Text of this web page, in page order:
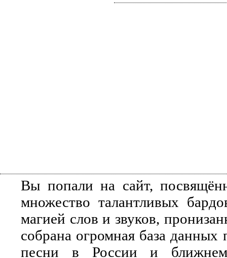
Вы попали на сайт,
множество талантливых
магией слов и звуков,
собрана огромная база
песни в России и ближнем